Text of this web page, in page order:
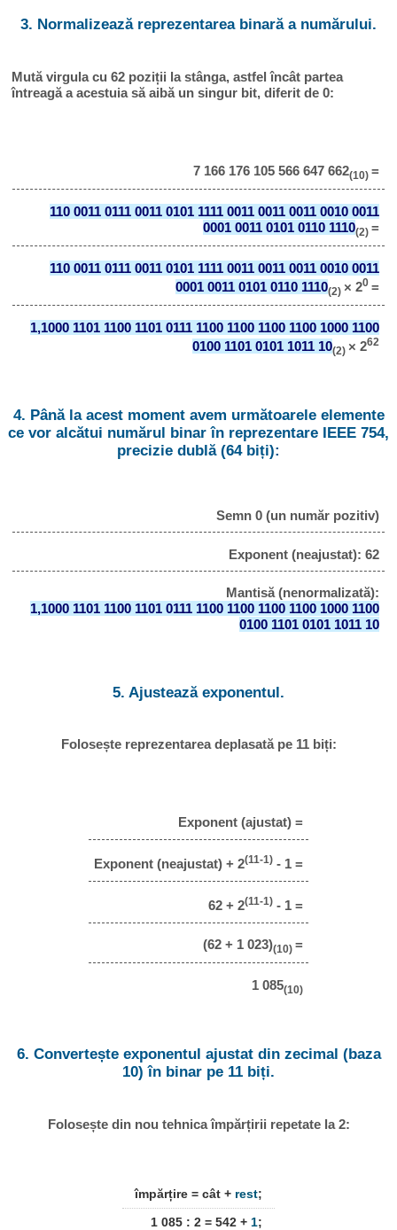
3. Normalizează reprezentarea binară a numărului.
Mută virgula cu 62 poziții la stânga, astfel încât partea
întreagă a acestuia să aibă un singur bit, diferit de 0:
7 166 176 105 566 647 662(10) =
110 0011 0111 0011 0101 1111 0011 0011 0011 0010 0011
0001 0011 0101 0110 1110(2) =
110 0011 0111 0011 0101 1111 0011 0011 0011 0010 0011
0001 0011 0101 0110 1110(2) × 20 =
1,1000 1101 1100 1101 0111 1100 1100 1100 1100 1000 1100
0100 1101 0101 1011 10(2) × 262
4. Până la acest moment avem următoarele elemente
ce vor alcătui numărul binar în reprezentare IEEE 754,
precizie dublă (64 biți):
Semn 0 (un număr pozitiv)
Exponent (neajustat): 62
Mantisă (nenormalizată):
1,1000 1101 1100 1101 0111 1100 1100 1100 1100 1000 1100
0100 1101 0101 1011 10
5. Ajustează exponentul.
Folosește reprezentarea deplasată pe 11 biți:
Exponent (ajustat) =
Exponent (neajustat) + 2(11-1) - 1 =
62 + 2(11-1) - 1 =
(62 + 1 023)(10) =
1 085(10)
6. Convertește exponentul ajustat din zecimal (baza
10) în binar pe 11 biți.
Folosește din nou tehnica împărțirii repetate la 2:
împărțire = cât + rest;
1 085 : 2 = 542 + 1;